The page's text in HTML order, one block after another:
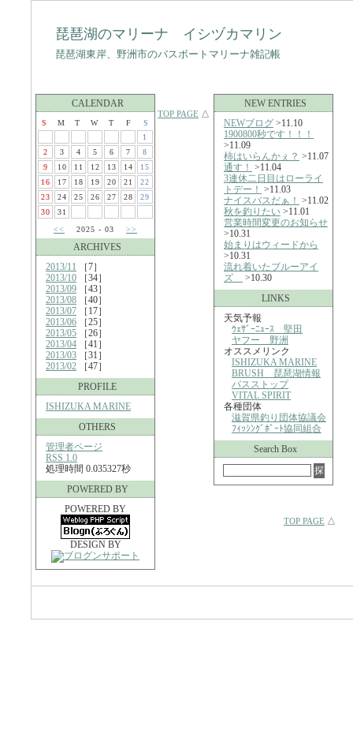
琵琶湖のマリーナ イシヅカマリン
琵琶湖東岸、野洲市のバスボートマリーナ雑記帳
CALENDAR
S M T W T F
S
1
2
3 4 5 6 7
8
9
10 11 12 13 14
15
16
17 18 19 20 21
22
23
24 25 26 27 28
29
30
31
<<
2025 - 03 >>
ARCHIVES
2013/11 ［7］
2013/10 ［34］
2013/09 ［43］
2013/08 ［40］
2013/07 ［17］
2013/06 ［25］
2013/05 ［26］
2013/04 ［41］
2013/03 ［31］
2013/02 ［47］
PROFILE
ISHIZUKA MARINE
OTHERS
管理者ページ
RSS 1.0
処理時間 0.035327秒
POWERED BY
POWERED BY
DESIGN BY
TOP PAGE △
NEW ENTRIES
NEWブログ >11.10
1900800秒です！！！
>11.09
柿はいらんかぇ？ >11.07
通す！ >11.04
3連休二日目はローライ
トデー！ >11.03
ナイスバスだぁ！ >11.02
秋を釣りたい >11.01
営業時間変更のお知らせ
>10.31
始まりはウィードから
>10.31
流れ着いたブルーアイ
ズ
>10.30
LINKS
天気予報
ｳｪｻﾞｰﾆｭｰｽ 堅田
ヤフー 野洲
オススメリンク
ISHIZUKA MARINE
BRUSH 琵琶湖情報
バスストップ
VITAL SPIRIT
各種団体
滋賀県釣り団体協議会
ﾌｨｯｼﾝｸﾞﾎﾞｰﾄ協同組合
Search Box
TOP PAGE △